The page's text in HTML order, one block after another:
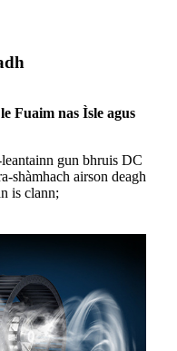
Fuaim nas Ìsle agus
gun bhruis DC
shàmhach airson deagh
is clann;